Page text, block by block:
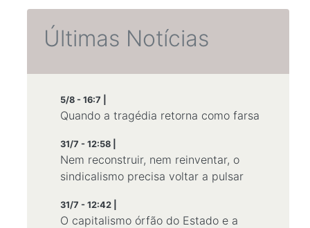
Últimas Notícias
5/8 - 16:7 |
Quando a tragédia retorna como farsa
31/7 - 12:58 |
Nem reconstruir, nem reinventar, o
sindicalismo precisa voltar a pulsar
31/7 - 12:42 |
O capitalismo órfão do Estado e a